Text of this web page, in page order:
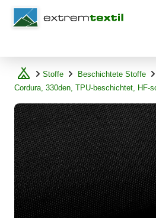
Shopware
Stoffe Beschichtete Stoffe
Cordura, 330den, TPU-beschichtet, HF-